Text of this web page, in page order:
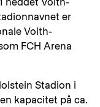
er
Voith-
FCH Arena
Stadion i
kapacitet på ca.